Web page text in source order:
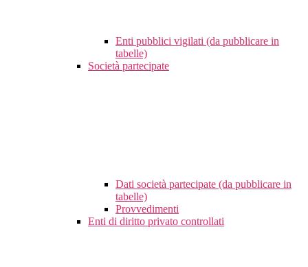
Enti pubblici vigilati (da pubblicare in
tabelle)
Società partecipate
Dati società partecipate (da pubblicare in
tabelle)
Provvedimenti
Enti di diritto privato controllati